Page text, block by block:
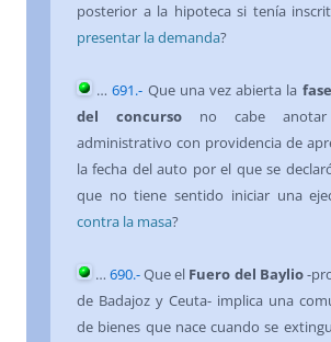
posterior a la hipoteca si tenía
presentar la demanda?
…691.- Que una vez abierta la
del concurso no cabe anotar
administrativo con providencia de
la fecha del auto por el que se
que no tiene sentido iniciar una
contra la masa?
…690.-Que el Fuero del Baylio-
de Badajoz y Ceuta- implica una
de bienes que nace cuando se